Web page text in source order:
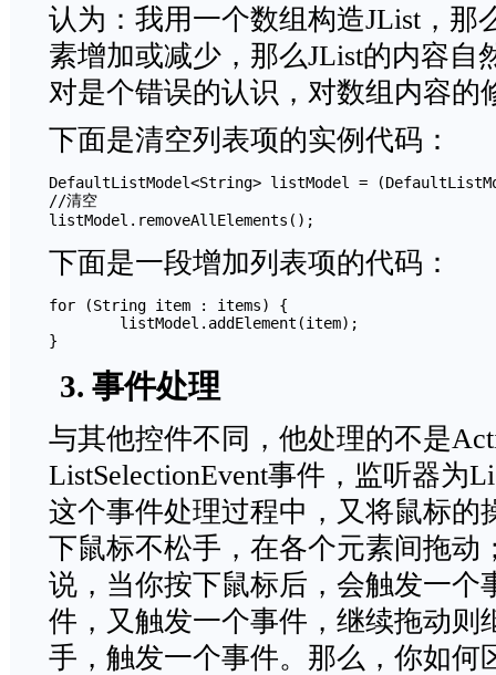
认为：我用一个数组构造JList，那
素增加或减少，那么JList的内容自
对是个错误的认识，对数组内容的
下面是清空列表项的实例代码：
DefaultListModel<String> listModel =
//清空
listModel.removeAllElements();
下面是一段增加列表项的代码：
for (String item : items) {
}
3. 事件处理
与其他控件不同，他处理的不是
ListSelectionEvent事件，监听器为
这个事件处理过程中，又将鼠标的
下鼠标不松手，在各个元素间拖动
说，当你按下鼠标后，会触发一个
件，又触发一个事件，继续拖动则
手，触发一个事件。那么，你如何